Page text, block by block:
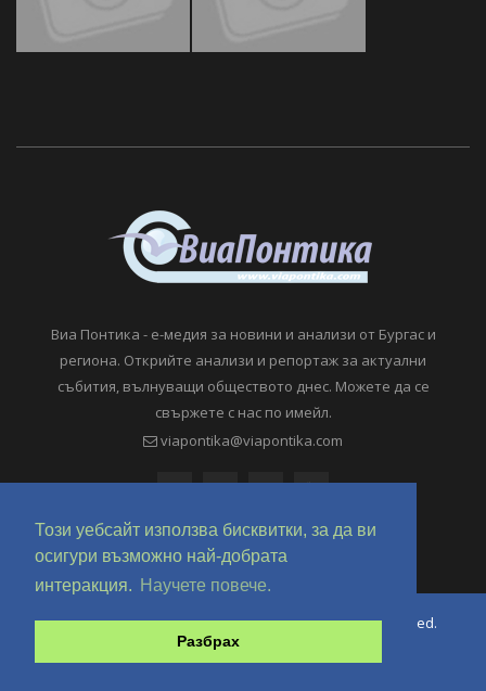
Този уебсайт използва бисквитки, за да ви
осигури възможно най-добрата
интеракция.
Научете повече.
Разбрах
Виа Понтика - е-медия за новини и анализи от Бургас и
региона. Открийте анализи и репортаж за актуални
събития, вълнуващи обществото днес. Можете да се
свържете с нас по имейл.
viapontika@viapontika.com
Copyright © 2018-2024 ViaPontika.com. All Rights Reserved.
Development @ OverHertz Ltd